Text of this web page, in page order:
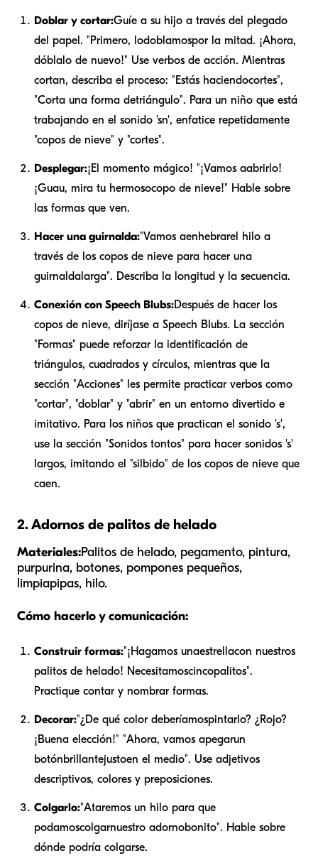
Doblar y cortar:Guíe a su hijo a través del plegado
del papel. "Primero, lodoblamospor la mitad. ¡Ahora,
dóblalo de nuevo!" Use verbos de acción. Mientras
cortan, describa el proceso: "Estás haciendocortes",
"Corta una forma detriángulo". Para un niño que está
trabajando en el sonido 'sn', enfatice repetidamente
"copos de nieve" y "cortes".
Desplegar:¡El momento mágico! "¡Vamos aabrirlo!
¡Guau, mira tu hermosocopo de nieve!" Hable sobre
las formas que ven.
Hacer una guirnalda:"Vamos aenhebrarel hilo a
través de los copos de nieve para hacer una
guirnalda larga". Describa la longitud y la secuencia.
Conexión con Speech Blubs:Después de hacer los
copos de nieve, diríjase a Speech Blubs. La sección
"Formas" puede reforzar la identificación de
triángulos, cuadrados y círculos, mientras que la
sección "Acciones" les permite practicar verbos como
"cortar", "doblar" y "abrir" en un entorno divertido e
imitativo. Para los niños que practican el sonido 's',
use la sección "Sonidos tontos" para hacer sonidos 's'
largos, imitando el "silbido" de los copos de nieve que
caen.
2. Adornos de palitos de helado
Materiales:Palitos de helado, pegamento, pintura,
purpurina, botones, pompones pequeños,
limpiapipas, hilo.
Cómo hacerlo y comunicación:
Construir formas:"¡Hagamos unaestrellacon nuestros
palitos de helado! Necesitamoscincopalitos".
Practique contar y nombrar formas.
Decorar:"¿De qué color deberíamospintarlo? ¿Rojo?
¡Buena elección!" "Ahora, vamos apegarun
botónbrillantejustoen el medio". Use adjetivos
descriptivos, colores y preposiciones.
Colgarlo:"Ataremos un hilo para que
podamoscolgarnuestro adornobonito". Hable sobre
dónde podría colgarse.